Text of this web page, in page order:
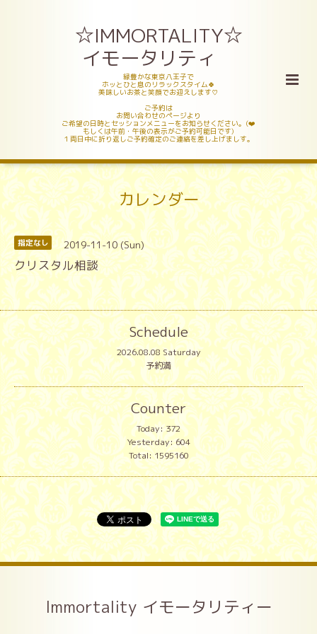
☆IMMORTALITY☆
イモータリティ
緑豊かな東京八王子で
ホッとひと息のリラックスタイム🍀
美味しいお茶と笑顔でお迎えします♡
ご予約は
お問い合わせのページより
ご希望の日時とセッションメニューをお知らせください。(❤️
もしくは午前・午後の表示がご予約可能日です)
１両日中に折り返しご予約確定のご連絡を差し上げましす。
カレンダー
指定なし 2019-11-10 (Sun)
クリスタル相談
Schedule
2026.08.08 Saturday
予約満
Counter
Today:372
Yesterday:604
Total:1595160
Immortality イモータリティー